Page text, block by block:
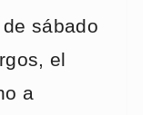
sábado
el
a